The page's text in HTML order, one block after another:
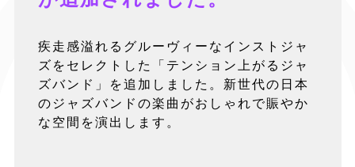
疾走感溢れるグルーヴィーなインストジャ
ズをセレクトした「テンション上がるジャ
ズバンド」を追加しました。新世代の日本
のジャズバンドの楽曲がおしゃれで賑やか
な空間を演出します。